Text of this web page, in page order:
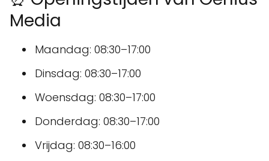
Media
Maandag: 08:30–17:00
Dinsdag: 08:30–17:00
Woensdag: 08:30–17:00
Donderdag: 08:30–17:00
Vrijdag: 08:30–16:00